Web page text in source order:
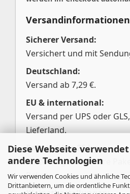
Diese Webseite
andere Technologien
Wir verwenden Cookies und ähnliche
Drittanbietern, um die ordentliche
Versandinformationen
Sicherer Versand:
Versichert und mit
Deutschland:
Versand ab 7,29 €.
EU & international:
Versand per UPS oder
Lieferland.
Pakete über 25 kg:
Aufteilung in mehrere
Paket.